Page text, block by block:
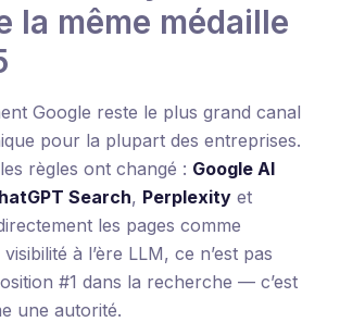
la même médaille
Google reste le plus grand canal
pour la plupart des entreprises.
règles ont changé : Google AI
Search, Perplexity et
les pages comme
à l’ère LLM, ce n’est pas
#1 dans la recherche — c’est
une autorité.